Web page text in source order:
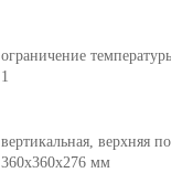
ограничение температуры
1
вертикальная, верхняя
360x360x276 мм